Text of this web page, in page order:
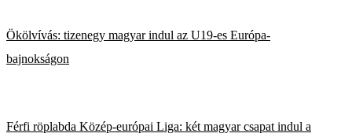
Ökölvívás: tizenegy magyar indul az U19-es Európa-
bajnokságon
Férfi röplabda Közép-európai Liga: két magyar csapat indul a